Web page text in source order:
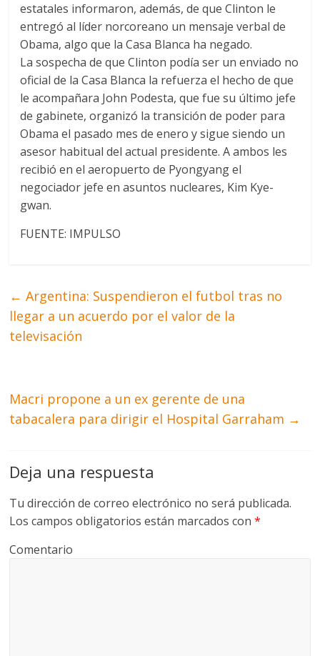
estatales informaron, además, de que Clinton le
entregó al líder norcoreano un mensaje verbal de
Obama, algo que la Casa Blanca ha negado.
La sospecha de que Clinton podía ser un enviado no
oficial de la Casa Blanca la refuerza el hecho de que
le acompañara John Podesta, que fue su último jefe
de gabinete, organizó la transición de poder para
Obama el pasado mes de enero y sigue siendo un
asesor habitual del actual presidente. A ambos les
recibió en el aeropuerto de Pyongyang el
negociador jefe en asuntos nucleares, Kim Kye-
gwan.
FUENTE: IMPULSO
← Argentina: Suspendieron el futbol tras no
llegar a un acuerdo por el valor de la
televisación
Macri propone a un ex gerente de una
tabacalera para dirigir el Hospital Garraham →
Deja una respuesta
Tu dirección de correo electrónico no será publicada.
Los campos obligatorios están marcados con*
Comentario